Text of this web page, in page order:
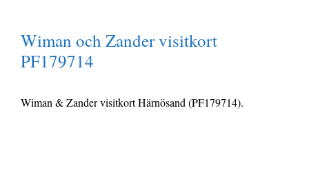
Wiman och Zander visitkort
PF179714
Wiman & Zander visitkort Härnösand (PF179714).